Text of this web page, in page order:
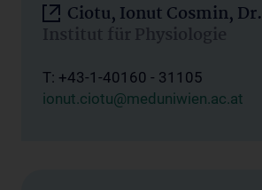
Ciotu, Ionut Cosmin, Dr.
Institut für Physiologie
T: +43-1-40160 - 31105
ionut.ciotu@meduniwien.ac.at